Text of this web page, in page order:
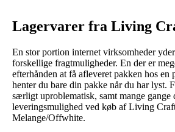
Lagervarer fra Living
En stor portion internet virksomheder
forskellige fragtmuligheder. En der er
efterhånden at få afleveret pakken hos en
henter du bare din pakke når du har lyst.
særligt uproblematisk, samt mange gange
leveringsmulighed ved køb af Living
Melange/Offwhite.